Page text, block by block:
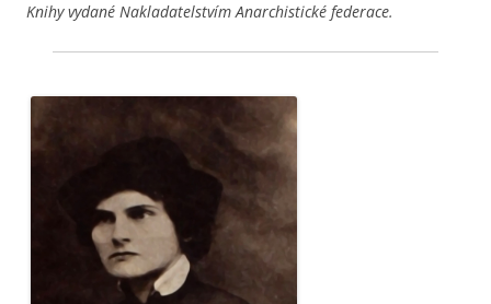
Knihy vydané Nakladatelstvím Anarchistické federace.